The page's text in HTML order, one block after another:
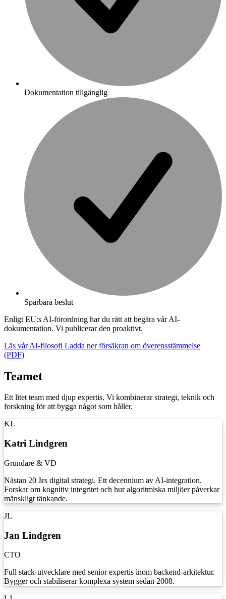
Dokumentation tillgänglig
Spårbara beslut
Enligt EU:s AI-förordning har du rätt att begära vår AI-
dokumentation. Vi publicerar den proaktivt.
Läs vår AI-filosofi Ladda ner försäkran om överensstämmelse
(PDF)
Teamet
Ett litet team med djup expertis. Vi kombinerar strategi, teknik och
forskning för att bygga något som håller.
KL
Katri Lindgren
Grundare & VD
Nästan 20 års digital strategi. Ett decennium av AI-integration.
Forskar om kognitiv integritet och hur algoritmiska miljöer påverkar
mänskligt tänkande.
JL
Jan Lindgren
CTO
Full stack-utvecklare med senior expertis inom backend-arkitektur.
Bygger och stabiliserar komplexa system sedan 2008.